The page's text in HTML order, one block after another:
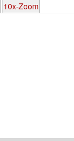
10x-Zoom